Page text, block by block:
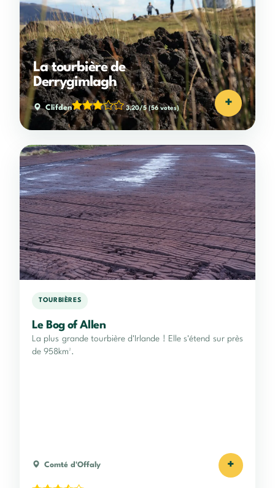
La tourbière de
Derrygimlagh
Clifden 3,20/5(56 votes) +
TOURBIÈRES
Le Bog of Allen
La plus grande tourbière d'Irlande ! Elle s'étend sur près
de 958km².
Comté d'Offaly +